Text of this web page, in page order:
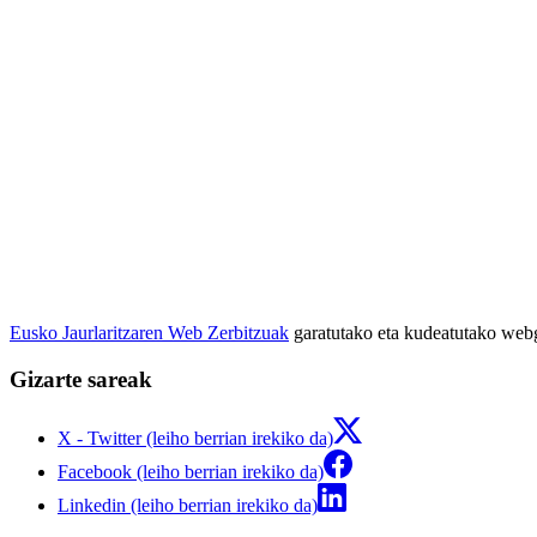
Eusko Jaurlaritzaren Web Zerbitzuak garatutako eta kudeatutako
Gizarte sareak
X - Twitter (leiho berrian irekiko da)
Facebook (leiho berrian irekiko da)
Linkedin (leiho berrian irekiko da)